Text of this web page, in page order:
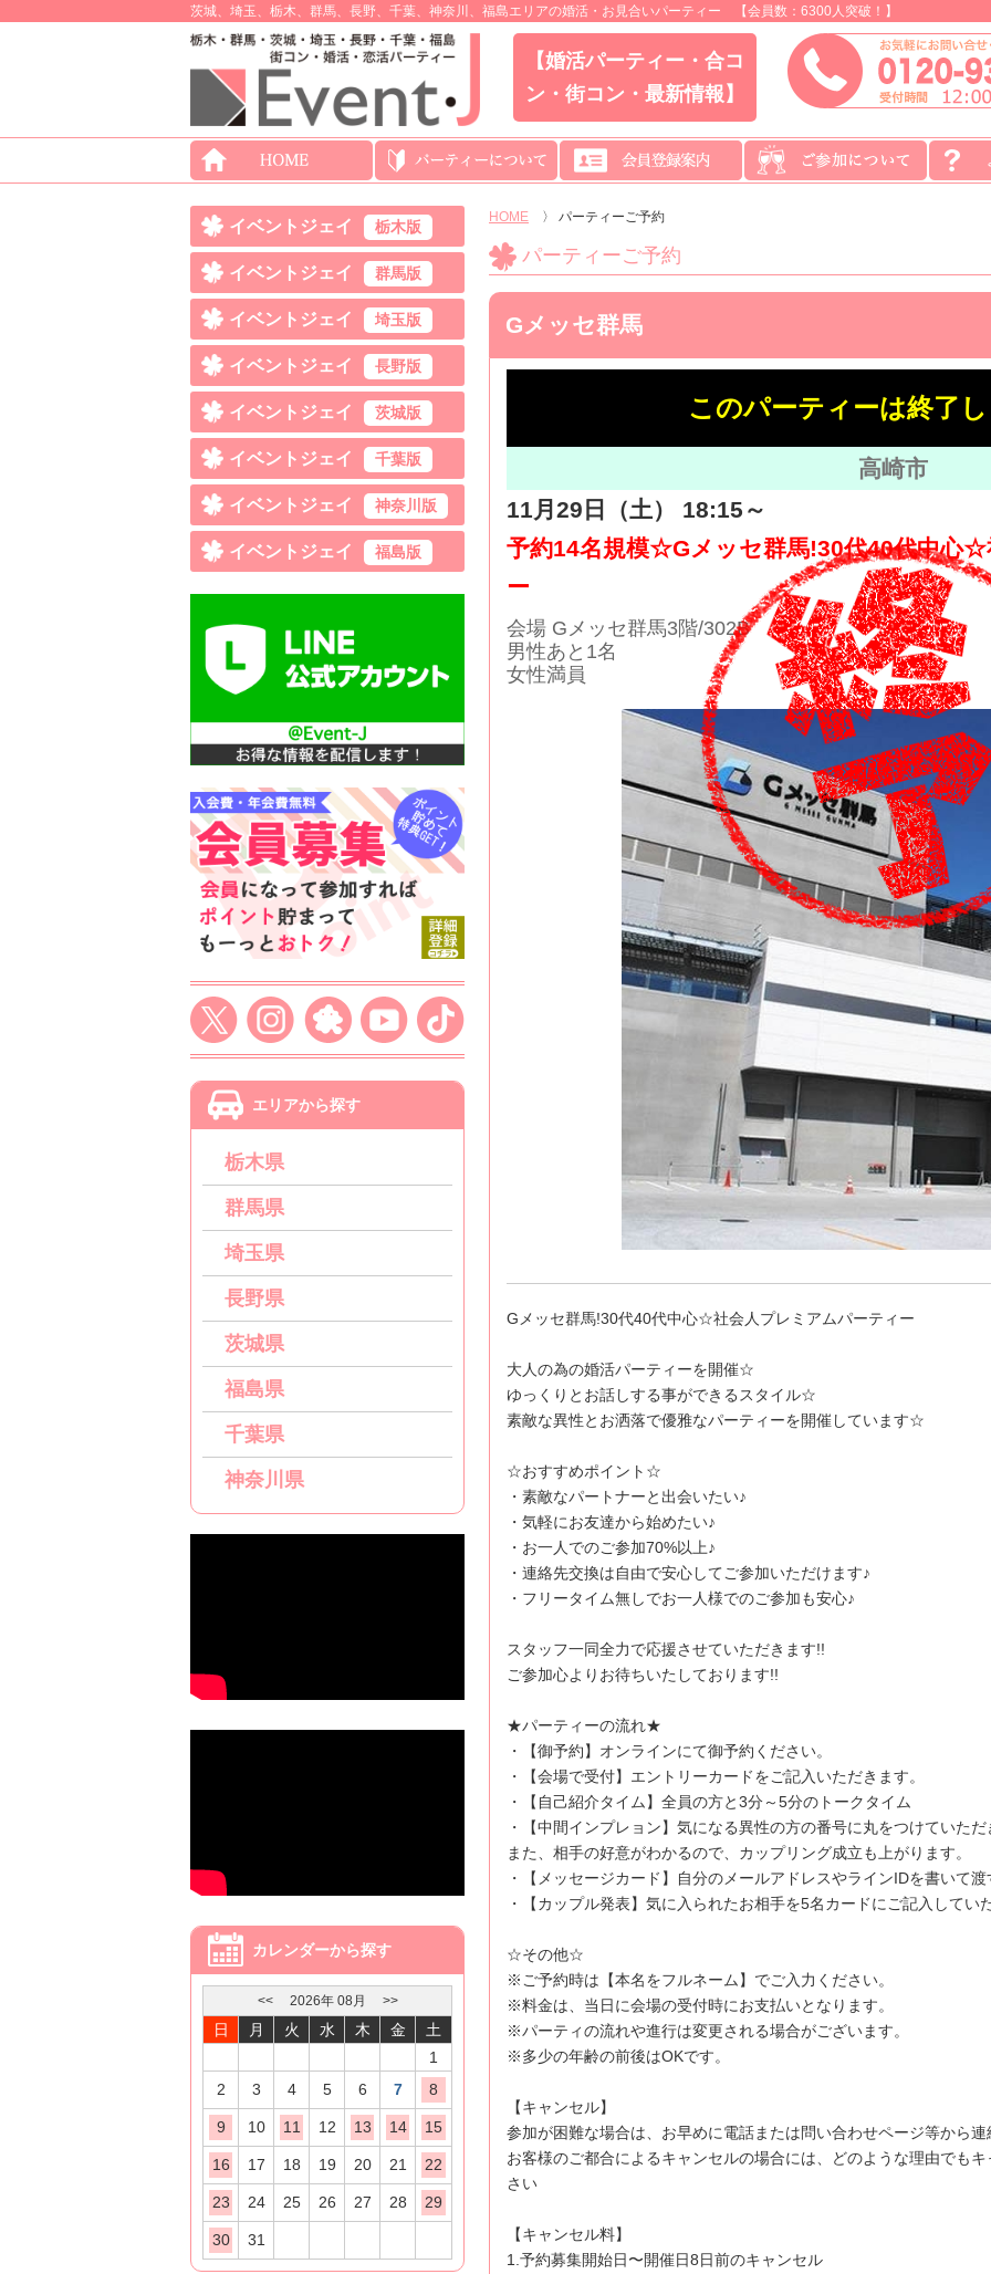
茨城、埼玉、栃木、群馬、長野、千葉、神奈川、福島エリアの婚活・お見合いパーティー 【会員数：6300人突破！】
【婚活パーティー・合コ
ン・街コン・最新情報】
イベントジェイ 栃木版
イベントジェイ 群馬版
イベントジェイ 埼玉版
イベントジェイ 長野版
イベントジェイ 茨城版
イベントジェイ 千葉版
イベントジェイ 神奈川版
イベントジェイ 福島版
エリアから探す
栃木県
群馬県
埼玉県
長野県
茨城県
福島県
千葉県
神奈川県
カレンダーから探す
<< 2026年 08 月 >>
日 月 火 水 木 金
土
1
2
3 4 5 6 7 8
9 10 11 12 13 14 15
16 17 18 19 20 21 22
23 24 25 26 27 28 29
30 31
HOME 〉 パーティーご予約
パーティーご予約
Gメッセ群馬
このパーティーは終了
高崎市
11月29日（土） 18:15～
予約14名規模☆Gメッセ群馬!30代40代中心
ー
会場 Gメッセ群馬3階/302B
男性あと1名
女性満員
Gメッセ群馬!30代40代中心☆社会人プレミアムパーティー
大人の為の婚活パーティーを開催☆
ゆっくりとお話しする事ができるスタイル☆
素敵な異性とお洒落で優雅なパーティーを開催しています☆
☆おすすめポイント☆
・素敵なパートナーと出会いたい♪
・気軽にお友達から始めたい♪
・お一人でのご参加70%以上♪
・連絡先交換は自由で安心してご参加いただけます♪
・フリータイム無しでお一人様でのご参加も安心♪
スタッフ一同全力で応援させていただきます!!
ご参加心よりお待ちいたしております!!
★パーティーの流れ★
・【御予約】オンラインにて御予約ください。
・【会場で受付】エントリーカードをご記入いただきます。
・【自己紹介タイム】全員の方と3分～5分のトークタイム
・【中間インプレョン】気になる異性の方の番号に丸をつけていただ
また、相手の好意がわかるので、カップリング成立も上がります。
・【メッセージカード】自分のメールアドレスやラインIDを書いて
・【カップル発表】気に入られたお相手を5名カードにご記入して
☆その他☆
※ご予約時は【本名をフルネーム】でご入力ください。
※料金は、当日に会場の受付時にお支払いとなります。
※パーティの流れや進行は変更される場合がございます。
※多少の年齢の前後はOKです。
【キャンセル】
参加が困難な場合は、お早めに電話または問い合わせページ等から
お客様のご都合によるキャンセルの場合には、どのような理由でも
さい
【キャンセル料】
1.予約募集開始日〜開催日8日前のキャンセル